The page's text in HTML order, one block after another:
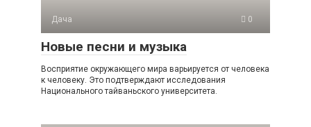
Дача 0
Новые песни и музыка
Восприятие окружающего мира варьируется от человека
к человеку. Это подтверждают исследования
Национального тайваньского университета.